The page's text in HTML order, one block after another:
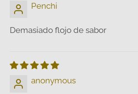
Penchi
Demasiado flojo de sabor
anonymous